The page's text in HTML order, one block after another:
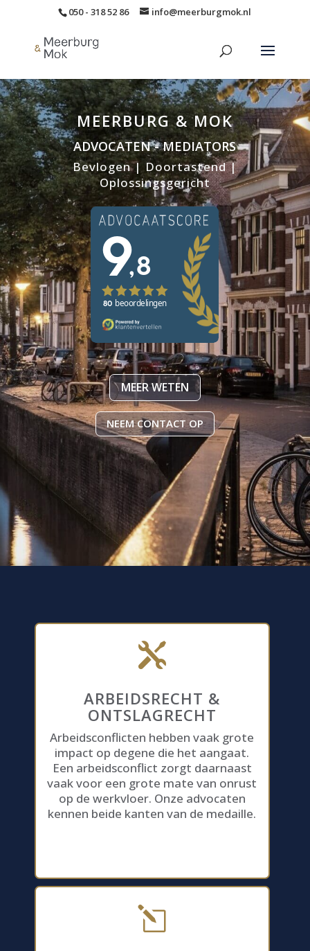
050 - 318 52 86 info@meerburgmok.nl
MEERBURG & MOK
ADVOCATEN - MEDIATORS
Bevlogen | Doortastend |
Oplossingsgericht
MEER WETEN
NEEM CONTACT OP

ARBEIDSRECHT &
ONTSLAGRECHT
Arbeidsconflicten hebben vaak grote
impact op degene die het aangaat.
Een arbeidsconflict zorgt daarnaast
vaak voor een grote mate van onrust
op de werkvloer. Onze advocaten
kennen beide kanten van de medaille.
l